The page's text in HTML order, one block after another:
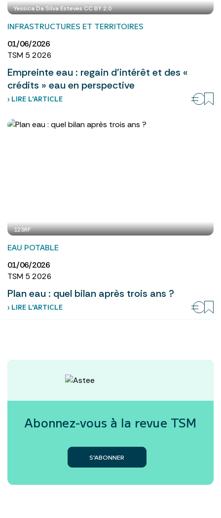
Yessica Da Silva Esteves CC BY 2.0
INFRASTRUCTURES ET TERRITOIRES
01/06/2026
TSM 5 2026
Empreinte eau : regain d’intérêt et des «
crédits » eau en perspective
› LIRE L’ARTICLE
123RF
EAU POTABLE
01/06/2026
TSM 5 2026
Plan eau : quel bilan après trois ans ?
› LIRE L’ARTICLE
Abonnez-vous à la revue TSM
S’ABONNER